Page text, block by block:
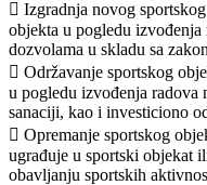
 Izgradnja novog
objekta u pogledu izvođenja
dozvolama u skladu sa
 Održavanje sportskog
u pogledu izvođenja radova
sanaciji, kao i investiciono
 Opremanje sportskog
ugrađuje u sportski objekat
obavljanju sportskih